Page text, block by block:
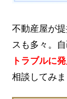
不動産屋が
スも多々。
トラブルに
相談してみま